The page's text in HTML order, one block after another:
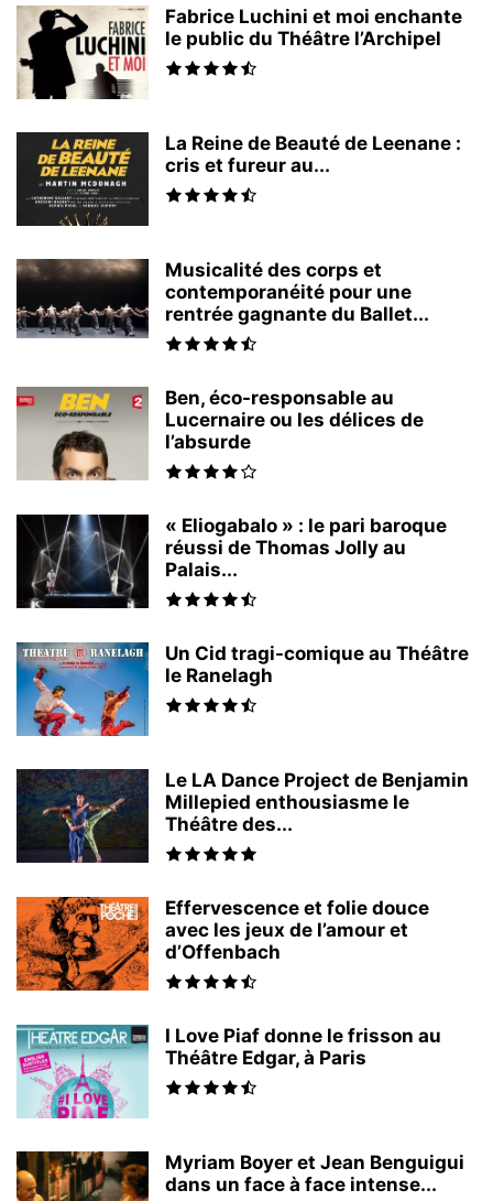
Fabrice Luchini et moi enchante
le public du Théâtre l’Archipel
La Reine de Beauté de Leenane :
cris et fureur au...
Musicalité des corps et
contemporanéité pour une
rentrée gagnante du Ballet...
Ben, éco-responsable au
Lucernaire ou les délices de
l’absurde
« Eliogabalo » : le pari baroque
réussi de Thomas Jolly au
Palais...
Un Cid tragi-comique au Théâtre
le Ranelagh
Le LA Dance Project de Benjamin
Millepied enthousiasme le
Théâtre des...
Effervescence et folie douce
avec les jeux de l’amour et
d’Offenbach
I Love Piaf donne le frisson au
Théâtre Edgar, à Paris
Myriam Boyer et Jean Benguigui
dans un face à face intense...